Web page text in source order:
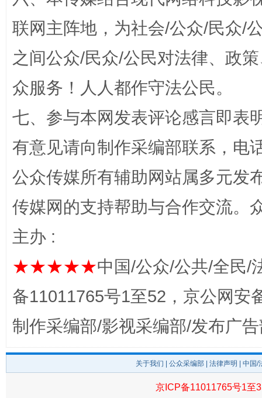
“蜀中异人”王建安的艺术幻境
联网主阵地，为社会/公众/民众/
之间公众/民众/公民对法律、政
众服务！人人都作守法公民。
七、参与本网发表评论感言即表
有意见请向制作采编部联系，电
公众传媒所有辅助网站属多元发
传媒网的支持帮助与合作交流。
主办 :
★★★★★中国/公众/公共/全民/
备11011765号1至52，京公网安
制作采编部/影视采编部/发布广
关于我们 公众采编部 法律声明 | 中国
京ICP备11011765号1至